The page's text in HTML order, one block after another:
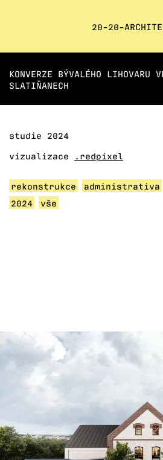
20-20-
KONVERZE BÝVALÉHO LIHOVARU
SLATIŇANECH
studie 2024
vizualizace
.redpixel
rekonstrukce administrativa
2024
vše